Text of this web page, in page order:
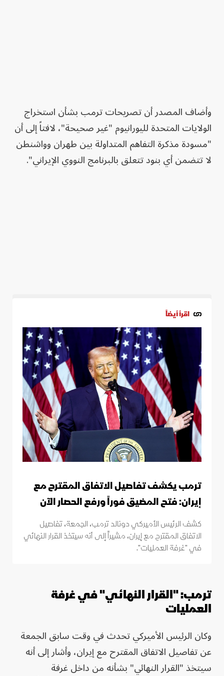
وأضاف المصدر أن تصريحات ترمب بشأن استخراج
الولايات المتحدة لليورانيوم "غير صحيحة"، لافتاً إلى أن
"مسودة مذكرة التفاهم المتداولة بين طهران وواشنطن
لا تتضمن أي بنود تتعلق بالبرنامج النووي الإيراني".
اقرأ أيضاً
ترمب يكشف تفاصيل الاتفاق المقترح مع
إيران: فتح المضيق فوراً ورفع الحصار الآن
كشف الرئيس الأميركي دونالد ترمب، الجمعة، تفاصيل
الاتفاق المقترح مع إيران، مشيراً إلى أنه سيتخذ القرار النهائي
في "غرفة العمليات".
ترمب: "القرار النهائي" في غرفة
العمليات
وكان الرئيس الأميركي تحدث في وقت سابق الجمعة
عن تفاصيل الاتفاق المقترح مع إيران، وأشار إلى أنه
سيتخذ "القرار النهائي" بشأنه من داخل غرفة